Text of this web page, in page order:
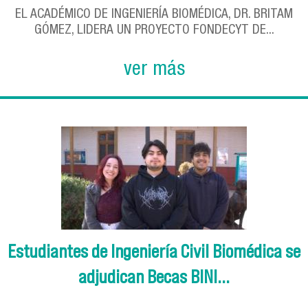
EL ACADÉMICO DE INGENIERÍA BIOMÉDICA, DR. BRITAM
GÓMEZ, LIDERA UN PROYECTO FONDECYT DE...
ver más
Estudiantes de Ingeniería Civil Biomédica se
adjudican Becas BINI...